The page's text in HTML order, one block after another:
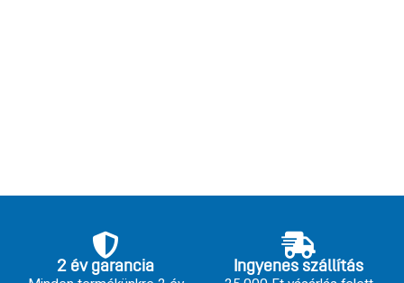
2 év garancia Ingyenes szállítás